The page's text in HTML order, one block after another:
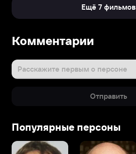
Ещё 7 фильмов
Комментарии
Расскажите первым о персоне
Отправить
Популярные персоны